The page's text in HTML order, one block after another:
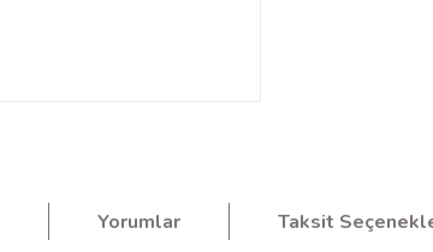
Yorumlar Taksit